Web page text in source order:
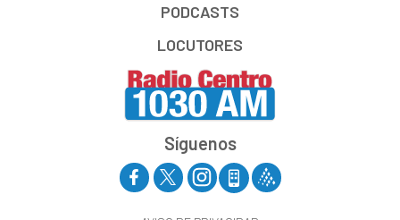
PODCASTS
LOCUTORES
Síguenos